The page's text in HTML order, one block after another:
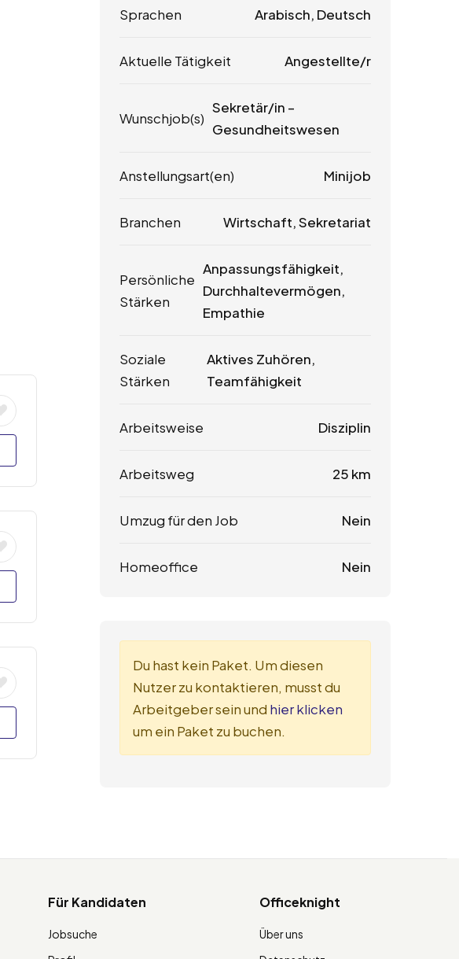
Sprachen Arabisch, Deutsch
Aktuelle Tätigkeit Angestellte/r
Wunschjob(s)
Sekretär/in –
Gesundheitswesen
Anstellungsart(en) Minijob
Branchen Wirtschaft, Sekretariat
Persönliche
Stärken
Anpassungsfähigkeit,
Durchhaltevermögen,
Empathie
Soziale
Stärken
Aktives Zuhören,
Teamfähigkeit
Arbeitsweise Disziplin
Arbeitsweg 25 km
Umzug für den Job Nein
Homeoffice Nein
Du hast kein Paket. Um diesen
Nutzer zu kontaktieren, musst du
Arbeitgeber sein und hier klicken
um ein Paket zu buchen.
Für Kandidaten
Jobsuche
Officeknight
Über uns